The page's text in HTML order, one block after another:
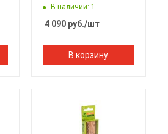
255*140 мм
В наличии: 1
4 090руб./шт
В корзину